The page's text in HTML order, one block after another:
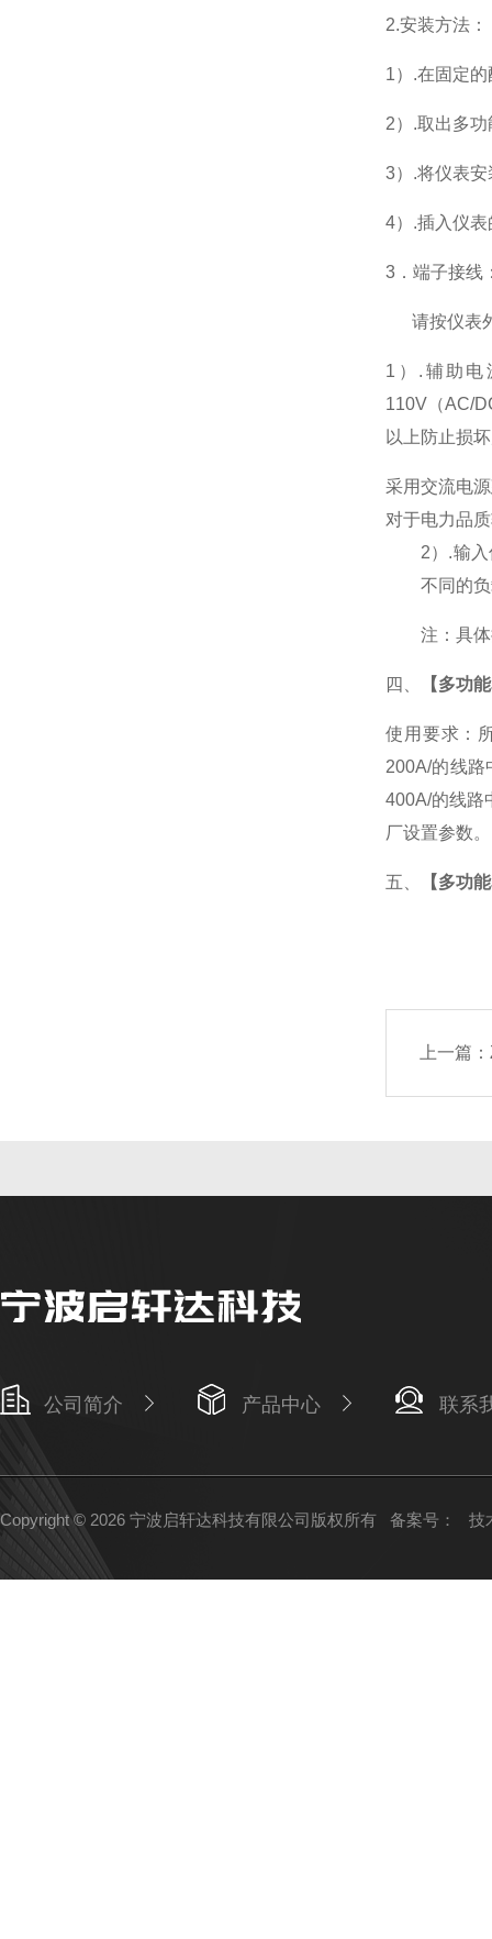
2.安装方法：
1）.在固定
2）.取出多
3）.将仪表
4）.插入仪
3 ．端子接线
请按仪表
1 ） . 辅助电
110V （AC/
以上防止损
采用交流电
对于电力品
2） .输
不同的
注：具
四、 【多功
使用要求：
200A/的线路
400A/的线路
厂设置参数。
五、 【多功
上一篇：
公司简介 产品中心 联系
Copyright © 2026 宁波启轩达科技有限公司版权所有 备案号： 技